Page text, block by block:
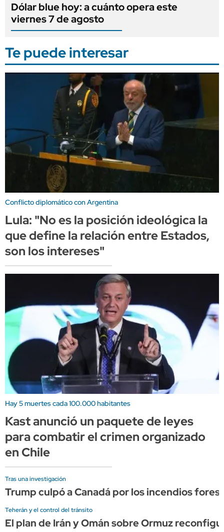
Dólar blue hoy: a cuánto opera este
viernes 7 de agosto
Te puede interesar
Conflicto diplomático con Argentina
Lula: "No es la posición ideológica la
que define la relación entre Estados,
son los intereses"
Hay 5 muertes cada 100.000 habitantes
Kast anunció un paquete de leyes
para combatir el crimen organizado
en Chile
Tras una investigación
Trump culpó a Canadá por los incendios
Teherán y el control del tránsito
El plan de Irán y Omán sobre Ormuz